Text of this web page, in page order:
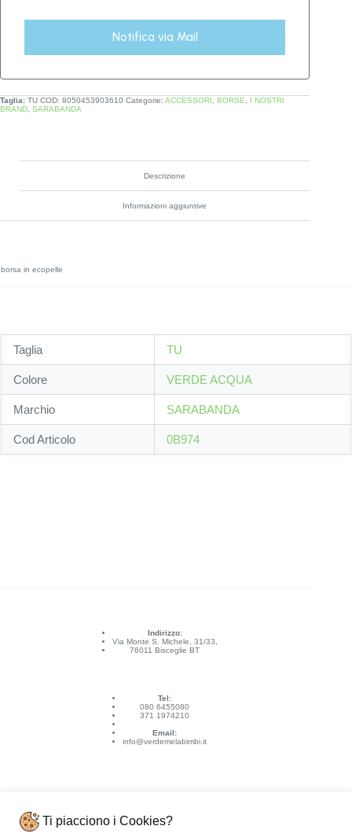
Notifica via Mail
Taglia: TU COD: 8050453903610 Categorie: ACCESSORI BORSE
I NOSTRI
BRAND SARABANDA
Descrizione
Informazioni aggiuntive
borsa in ecopelle
Taglia TU
Colore VERDE ACQUA
Marchio SARABANDA
Cod Articolo 0B974
Indirizzo:
Via Monte S. Michele, 31/33,
76011 Bisceglie BT
Tel:
080 6455080
371 1974210
Email:
info@verdemelabimbi.it
Ti piacciono i Cookies?